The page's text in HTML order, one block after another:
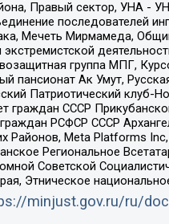
Правый сектор, УНА -
последователей
Мечеть Мирмамеда,
экстремистской
группа МПГ,
пансионат Ак Умут,
Патриотический
граждан СССР
РСФСР СССР
Районов, Meta Platforms
Региональное
Советской
Этническое
minjust.gov.ru/ru/